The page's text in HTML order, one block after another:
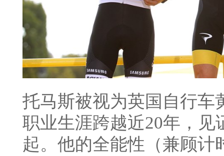
托马斯被视为英国自行车
职业生涯跨越近20年，
起。他的全能性（兼顾计